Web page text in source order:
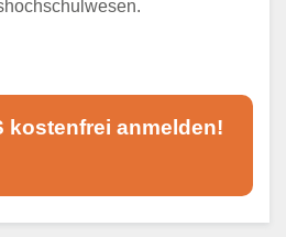
kostenfrei anmelden!